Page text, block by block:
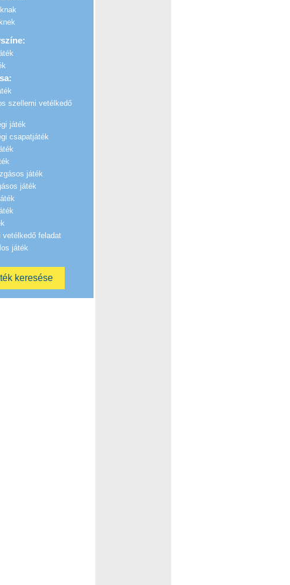
szellemi vetélkedő
játék
csapatjáték
játék
játék
vetélkedő feladat
játék